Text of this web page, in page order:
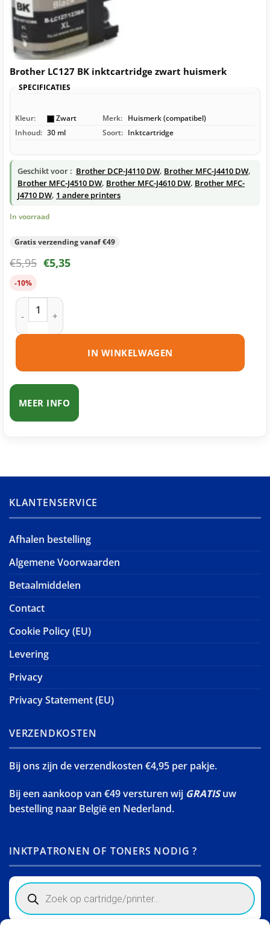
Brother LC127 BK inktcartridge zwart huismerk
SPECIFICATIES
Kleur: Zwart Merk: Huismerk (compatibel)
Inhoud: 30 ml Soort: Inktcartridge
Geschikt voor : Brother DCP-J4110 DW, Brother MFC-J4410 DW,
Brother MFC-J4510 DW, Brother MFC-J4610 DW, Brother MFC-
J4710 DW, 1 andere printers
In voorraad
Gratis verzending vanaf €49
€5,95 €5,35
-10%
Brother LC127 BK inktcartridge zwart huismerk aantal
IN WINKELWAGEN
MEER INFO
KLANTENSERVICE
Afhalen bestelling
Algemene Voorwaarden
Betaalmiddelen
Contact
Cookie Policy (EU)
Levering
Privacy
Privacy Statement (EU)
VERZENDKOSTEN
Bij ons zijn de verzendkosten €4,95 per pakje.
Bij een aankoop van €49 versturen wij GRATISuw
bestelling naar België en Nederland.
INKTPATRONEN OF TONERS NODIG ?
Products
search